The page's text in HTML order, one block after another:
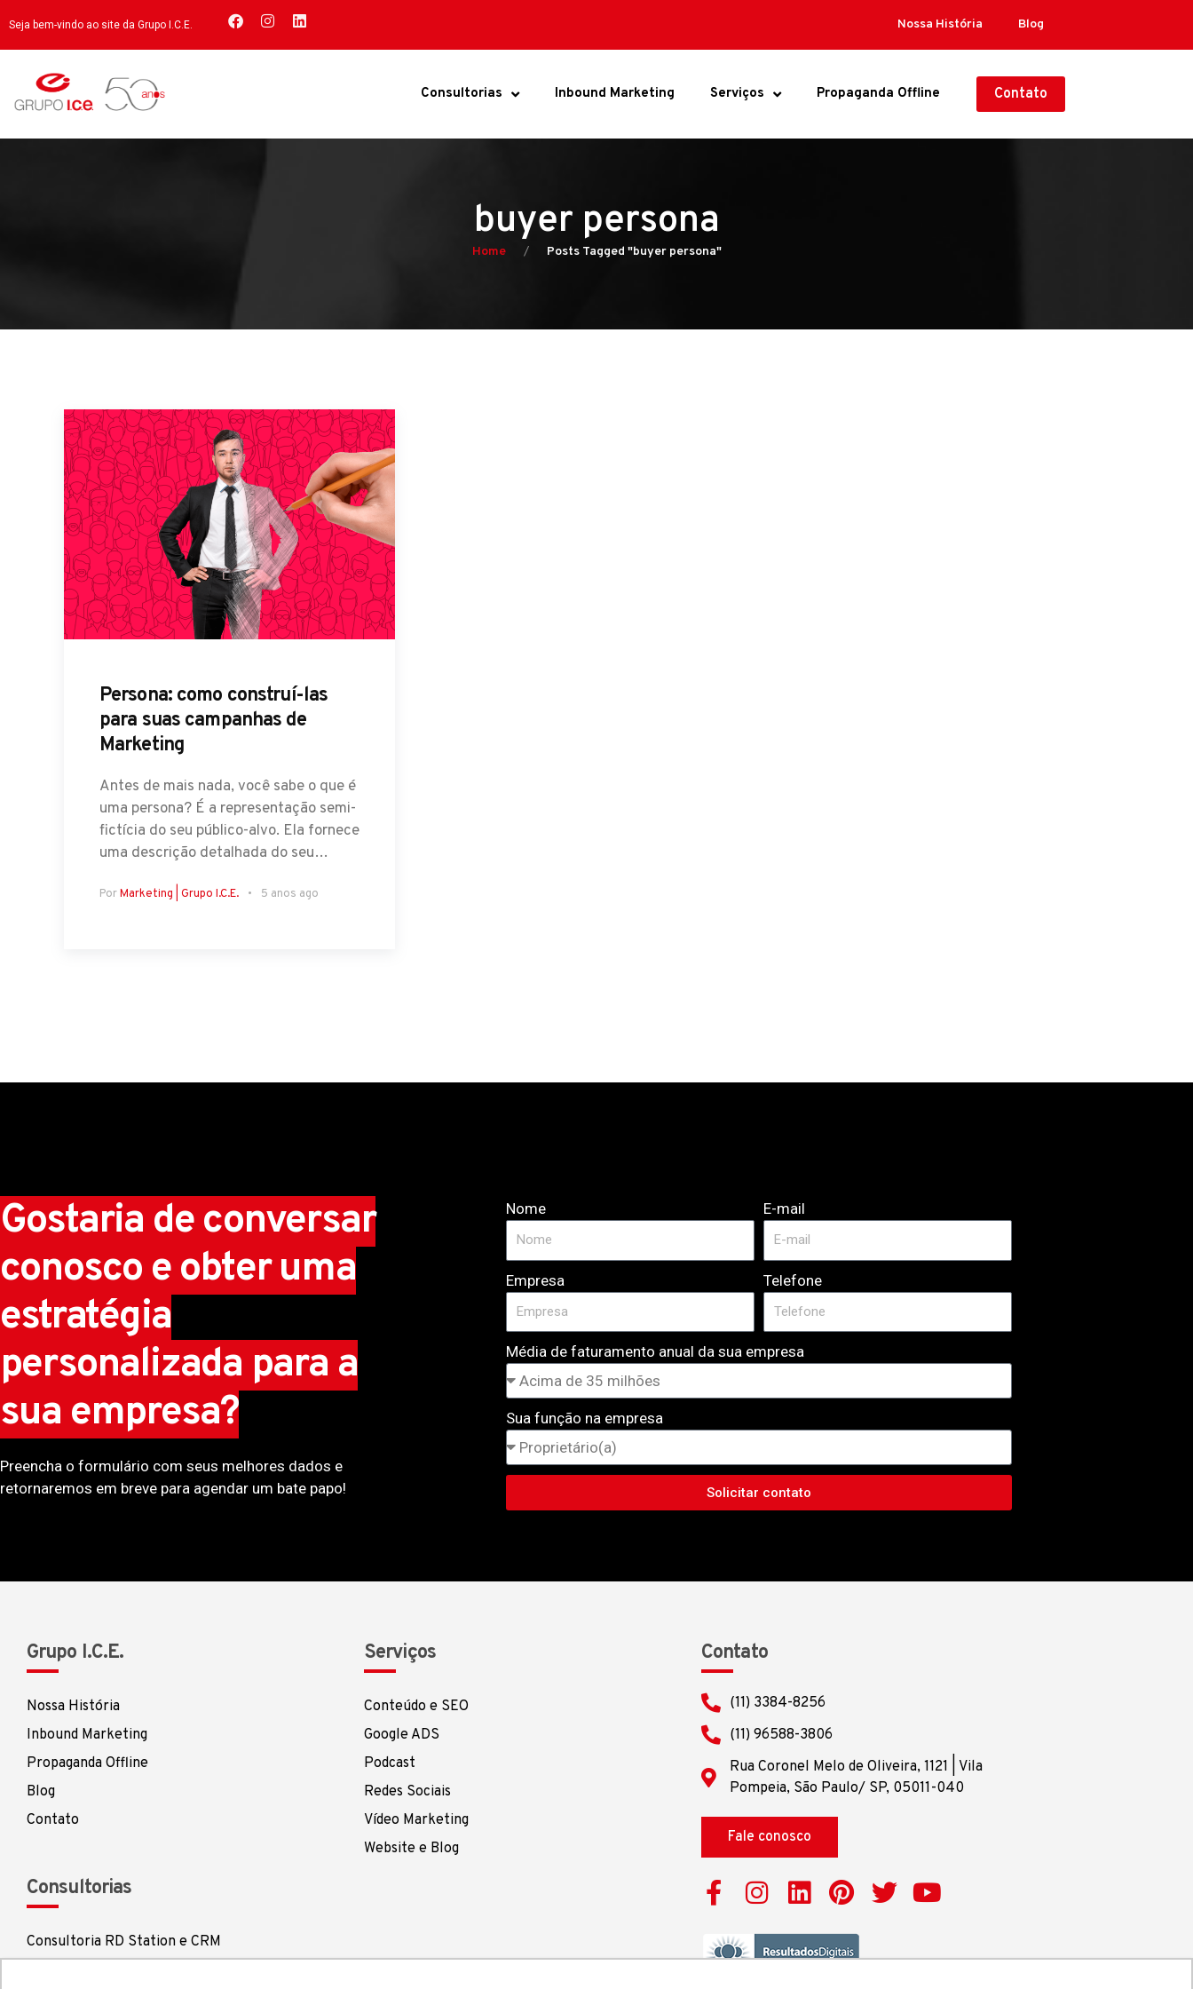
Seja bem-vindo ao site da Grupo I.C.E. Nossa História Blog
Consultorias Inbound Marketing Serviços Propaganda Offline Contato
buyer persona
Home Posts Tagged "buyer persona"
Persona: como construí-las
para suas campanhas de
Marketing
Antes de mais nada, você sabe o que é
uma persona? É a representação semi-
fictícia do seu público-alvo. Ela fornece
uma descrição detalhada do seu…
PorMarketing | Grupo I.C.E. 5 anos ago
Gostaria de conversar
conosco e obter uma
estratégia
personalizada para a
sua empresa?
Preencha o formulário com seus melhores dados e
retornaremos em breve para agendar um bate papo!
Nome E-mail
Empresa Telefone
Média de faturamento anual da sua empresa
Sua função na empresa
Solicitar contato
Grupo I.C.E.
Nossa História
Inbound Marketing
Propaganda Offline
Blog
Contato
Consultorias
Consultoria RD Station e CRM
Serviços
Conteúdo e SEO
Google ADS
Podcast
Redes Sociais
Vídeo Marketing
Website e Blog
Contato
(11) 3384-8256
(11) 96588-3806
Rua Coronel Melo de Oliveira, 1121 | Vila
Pompeia, São Paulo/ SP, 05011-040
Fale conosco